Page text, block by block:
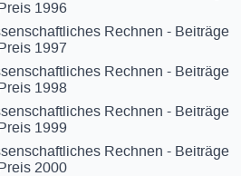
1996
Rechnen - Beiträge
1997
Rechnen - Beiträge
1998
Rechnen - Beiträge
1999
Rechnen - Beiträge
2000